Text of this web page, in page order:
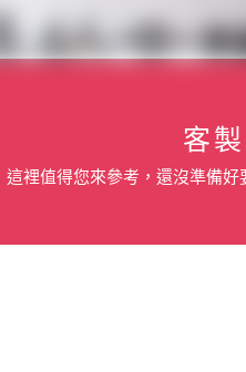
客
裡值得您來參考，還沒準備